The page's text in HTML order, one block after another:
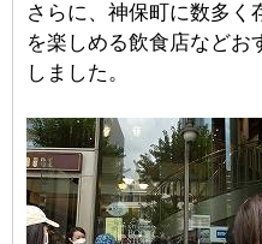
さらに、神保町に数多く
を楽しめる飲食店などお
しました。